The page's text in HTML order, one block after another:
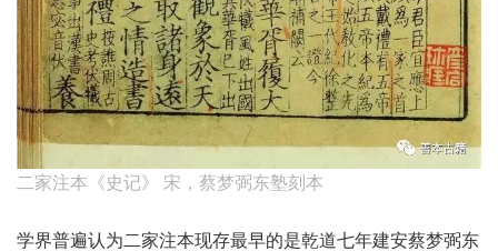
二家注本《史记》 宋，蔡梦弼东塾刻本
学界普遍认为二家注本现存最早的是乾道七年建安蔡梦弼东